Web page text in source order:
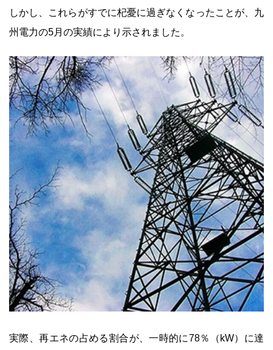
しかし、これらがすでに杞憂に過ぎなくなったことが、九
州電力の5月の実績により示されました。
実際、再エネの占める割合が、一時的に78％（kW）に達